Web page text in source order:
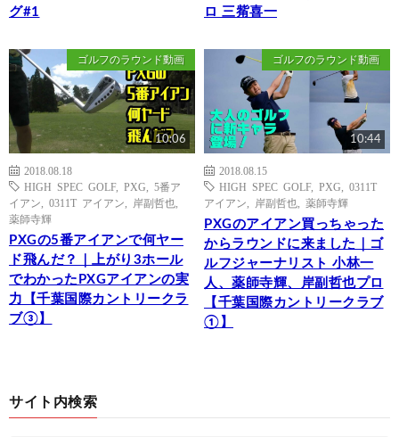
グ#1
ロ 三觜喜一
ゴルフのラウンド動画
10:06
2018.08.18
HIGH SPEC GOLF, PXG
5番ア
イアン
0311T アイアン 岸副哲也
薬師寺輝
PXGの5番アイアンで何ヤー
ド飛んだ？｜上がり3ホール
でわかったPXGアイアンの実
力【千葉国際カントリークラ
ブ③】
ゴルフのラウンド動画
10:44
2018.08.15
HIGH SPEC GOLF, PXG
0311T
アイアン
岸副哲也 薬師寺輝
PXGのアイアン買っちゃった
からラウンドに来ました｜ゴ
ルフジャーナリスト 小林一
人、薬師寺輝、岸副哲也プロ
【千葉国際カントリークラブ
①】
サイト内検索